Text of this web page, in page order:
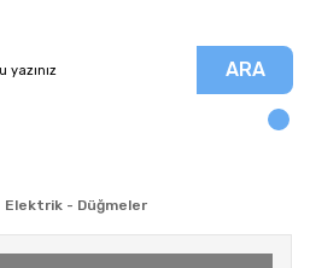
ARA
Elektrik - Düğmeler